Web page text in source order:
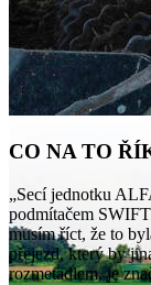
CO NA TO
„Secí jednotku
podmítačem
musím říct, že to
přejezd, který by
rozmetadlem, je